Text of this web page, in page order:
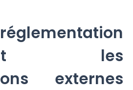
les
externes